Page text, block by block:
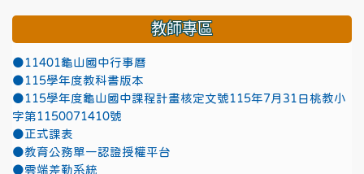
教師專區
●11401龜山國中行事曆
●115學年度教科書版本
●115學年度龜山國中課程計畫核定文號115年7月31日桃教小
字第1150071410號
●正式課表
●教育公務單一認證授權平台
●雲端差勤系統